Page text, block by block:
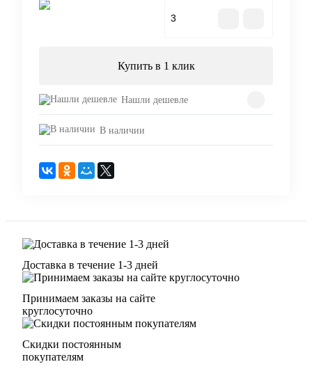
Купить в 1 клик
Нашли дешевле
В наличии
Доставка в течение 1-3 дней
Принимаем заказы на сайте
круглосуточно
Скидки постоянным
покупателям